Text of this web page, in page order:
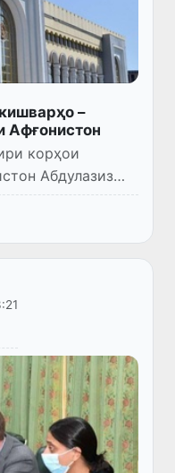
–
Афғонистон
корҳои
Абдулазиз
роҳбарони
-